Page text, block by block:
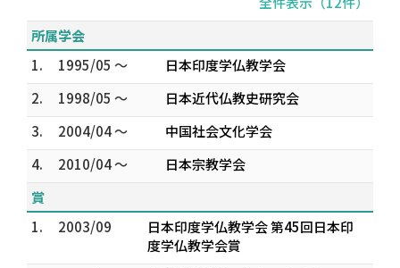
所属学会
1.
1995/05 ～
日本印度学仏教学会
2.
1998/05 ～
日本近代仏教史研究会
3.
2004/04 ～
中国社会文化学会
4.
2010/04 ～
日本宗教学会
賞
1.
2003/09
日本印度学仏教学会 第45回日本印
度学仏教学会賞